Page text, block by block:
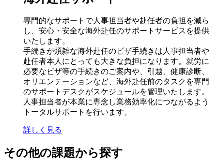
専門的なサポートで人事担当者や赴任者の負担を減ら
し、安心・安全な海外赴任のサポートサービスを提供
いたします。
手続きが煩雑な海外赴任のビザ手続きは人事担当者や
赴任者本人にとっても大きな負担になります。就労に
必要なビザ等の手続きのご案内や、引越、健康診断、
オリエンテーションなど、海外赴任前のタスクを専門
のサポートデスクがスケジュールを管理いたします。
人事担当者が本業に専念し業務効率化につながるよう
トータルサポートを行います。
詳しく見る
その他の課題から探す